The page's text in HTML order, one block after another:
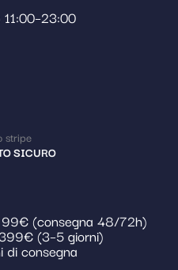
SICURO
(consegna 48/72h)
(3–5 giorni)
di consegna